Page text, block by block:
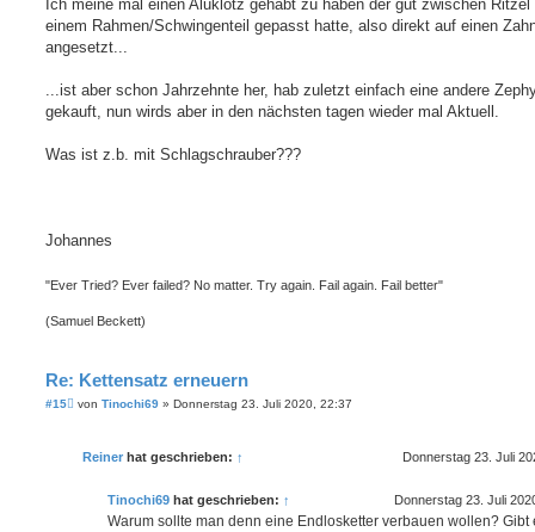
r
a
Ich meine mal einen Aluklotz gehabt zu haben der gut zwischen Ritzel
einem Rahmen/Schwingenteil gepasst hatte, also direkt auf einen
angesetzt...
...ist aber schon Jahrzehnte her, hab zuletzt einfach eine andere
gekauft, nun wirds aber in den nächsten tagen wieder mal Aktuell.
Was ist z.b. mit Schlagschrauber???
Johannes
"Ever Tried? Ever failed? No matter. Try again. Fail again. Fail better"
(Samuel Beckett)
Re: Kettensatz erneuern
#15
Bvon Tinochi69 » Donnerstag 23. Juli 2020, 22:37
Reiner hat geschrieben: ↑ Donnerstag 23. Juli
Tinochi69 hat geschrieben: ↑ Donnerstag 23. Juli
Warum sollte man denn eine Endlosketter verbauen wollen? Gibt